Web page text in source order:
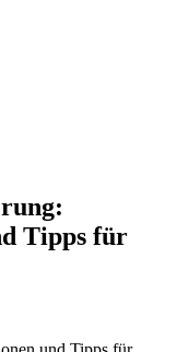
Tipps für